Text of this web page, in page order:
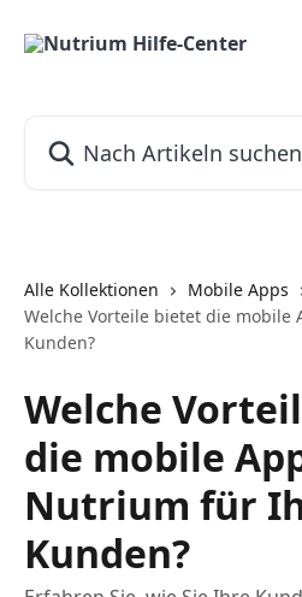
Alle Kollektionen
Mobile Apps
Welche Vorteile bietet die
Kunden?
Welche
die mobile
Nutrium für
Kunden?